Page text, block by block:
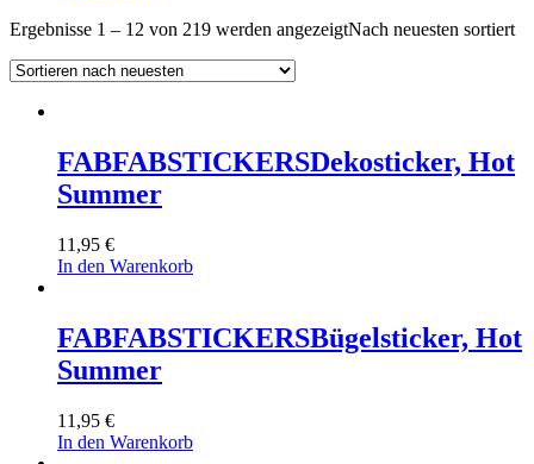
Ergebnisse 1 – 12 von 219 werden angezeigtNach neuesten sortiert
FABFABSTICKERSDekosticker, Hot
Summer
11,95 €
In den Warenkorb
FABFABSTICKERSBügelsticker, Hot
Summer
11,95 €
In den Warenkorb